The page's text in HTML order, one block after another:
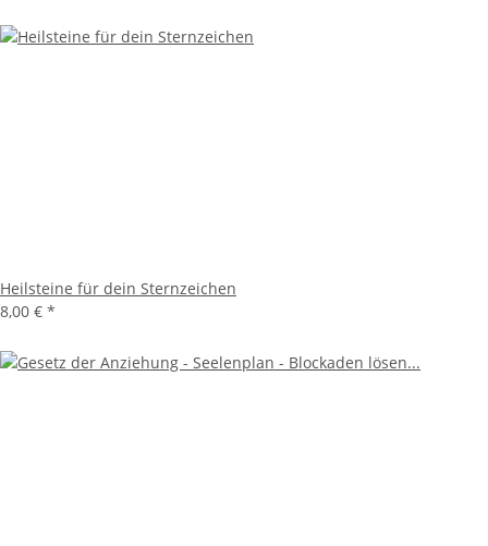
Heilsteine für dein Sternzeichen
8,00 € *